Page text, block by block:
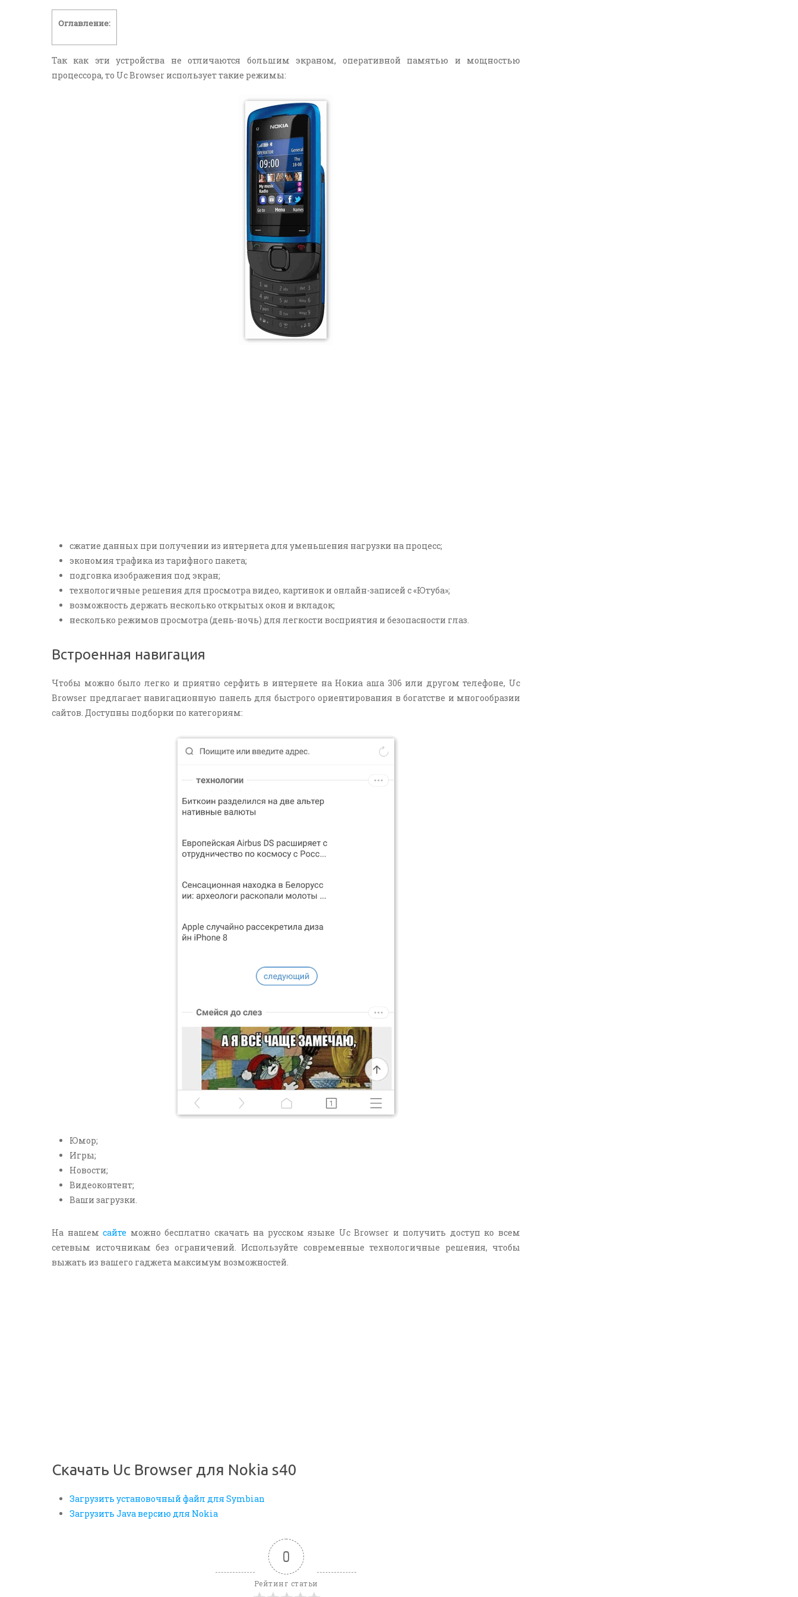
Оглавление:
Так как эти устройства не отличаются большим экраном, оперативной памятью и мощностью
процессора, то Uc Browser использует такие режимы:
сжатие данных при получении из интернета для уменьшения нагрузки на процесс;
экономия трафика из тарифного пакета;
подгонка изображения под экран;
технологичные решения для просмотра видео, картинок и онлайн-записей с «Ютуба»;
возможность держать несколько открытых окон и вкладок;
несколько режимов просмотра (день-ночь) для легкости восприятия и безопасности глаз.
Встроенная навигация
Чтобы можно было легко и приятно серфить в интернете на Нокиа аша 306 или другом телефоне, Uc
Browser предлагает навигационную панель для быстрого ориентирования в богатстве и многообразии
сайтов. Доступны подборки по категориям:
Юмор;
Игры;
Новости;
Видеоконтент;
Ваши загрузки.
На нашемсайте можно бесплатно скачать на русском языке Uc Browser и получить доступ ко всем
сетевым источникам без ограничений. Используйте современные технологичные решения, чтобы
выжать из вашего гаджета максимум возможностей.
Скачать Uc Browser для Nokia s40
Загрузить установочный файл для Symbian
Загрузить Java версию для Nokia
0
Рейтинг статьи